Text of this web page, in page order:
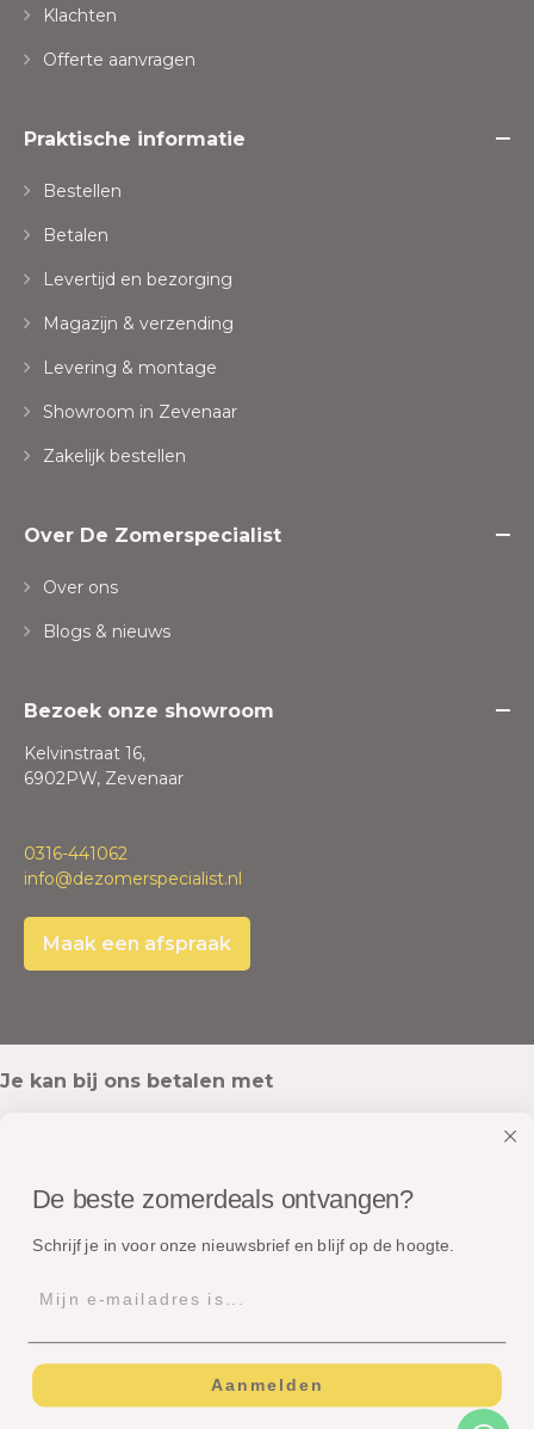
Klachten
Offerte aanvragen
Praktische informatie
Bestellen
Betalen
Levertijd en bezorging
Magazijn & verzending
Levering & montage
Showroom in Zevenaar
Zakelijk bestellen
Over De Zomerspecialist
Over ons
Blogs & nieuws
Bezoek onze showroom
Kelvinstraat 16,
6902PW, Zevenaar
0316-441062
info@dezomerspecialist.nl
Maak een afspraak
Je kan bij ons betalen met
Onze pakketten worden verstuurd met
© Copyright - Dé Zomerspecialist B.V.
De beste zomerdeals ontvangen?
Schrijf je in voor onze nieuwsbrief en blijf op de hoogte.
Aanmelden